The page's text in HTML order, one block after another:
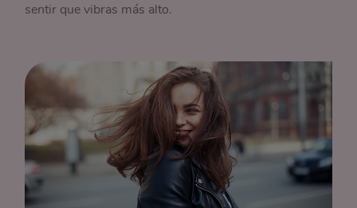
sentir que vibras más alto.